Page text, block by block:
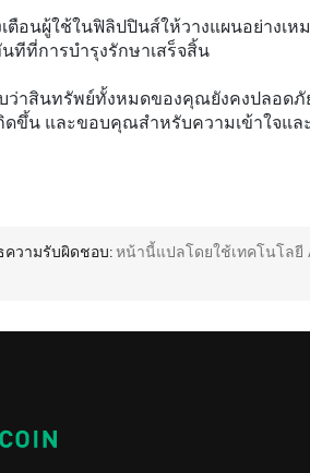
เตือนผู้ใช้ในฟิลิปปินส์ให้วางแผนอย่างเ
ทีที่การบำรุงรักษาเสร็จสิ้น
ว่าสินทรัพย์ทั้งหมดของคุณยังคงปลอดภั
ดขึ้น และขอบคุณสำหรับความเข้าใจแ
ความรับผิดชอบ:หน้านี้แปลโดยใช้เทคโนโลยี